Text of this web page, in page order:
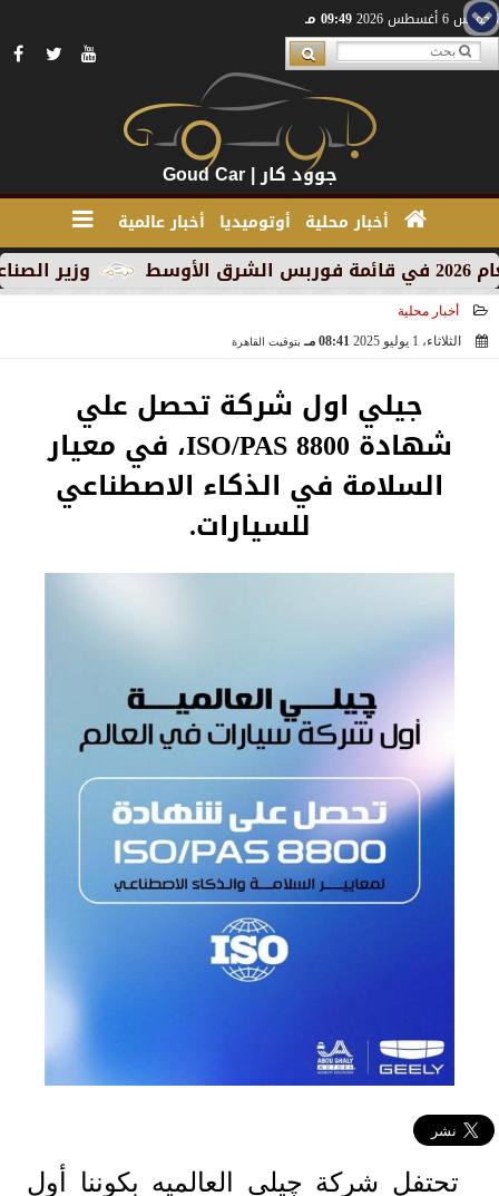
الخميس 6 أغسطس 2026 09:49 مـ
جوود كار | Goud Car
أخبار محلية أوتوميديا أخبار عالمية
وزير الصناعة
أخبار محلية
الثلاثاء، 1 يوليو 2025
08:41 مـ بتوقيت القاهرة
جيلي اول شركة تحصل علي
شهادة ISO/PAS 8800، في معيار
السلامة في الذكاء الاصطناعي
للسيارات.
تحتفل شركة چيلي العالميه بكوننا أول